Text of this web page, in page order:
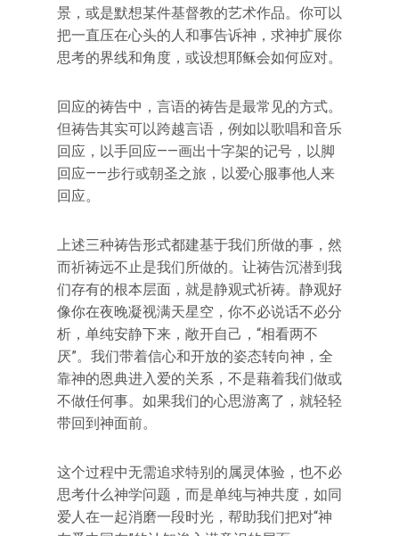
景，或是默想某件基督教的艺术作品。你可以
把一直压在心头的人和事告诉神，求神扩展你
思考的界线和角度，或设想耶稣会如何应对。
回应的祷告中，言语的祷告是最常见的方式。
但祷告其实可以跨越言语，例如以歌唱和音乐
回应，以手回应——画出十字架的记号，以脚
回应——步行或朝圣之旅，以爱心服事他人来
回应。
上述三种祷告形式都建基于我们所做的事，然
而祈祷远不止是我们所做的。让祷告沉潜到我
们存有的根本层面，就是静观式祈祷。静观好
像你在夜晚凝视满天星空，你不必说话不必分
析，单纯安静下来，敞开自己，“相看两不
厌”。我们带着信心和开放的姿态转向神，全
靠神的恩典进入爱的关系，不是藉着我们做或
不做任何事。如果我们的心思游离了，就轻轻
带回到神面前。
这个过程中无需追求特别的属灵体验，也不必
思考什么神学问题，而是单纯与神共度，如同
爱人在一起消磨一段时光，帮助我们把对“神